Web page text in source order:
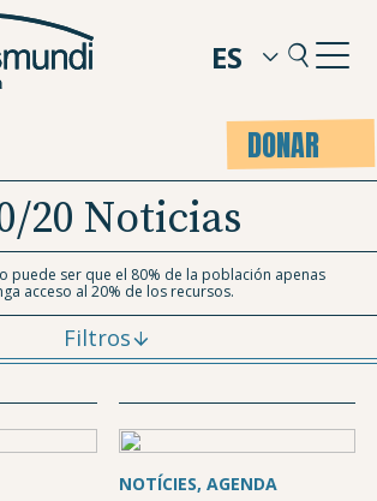
DONAR
ES
20 Noticias
puede ser que el 80% de la población apenas
acceso al 20% de los recursos.
Filtros
NOTÍCIES AGENDA